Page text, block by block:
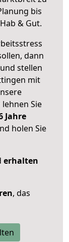
bis
& Gut.
dann
stellen
mit
Sie
Jahre
holen Sie
erhalten
, das